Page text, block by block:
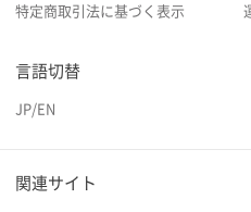
特定商取引法に基づく表示
言語切替
JP/EN
関連サイト